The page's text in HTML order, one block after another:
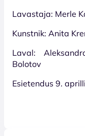
Lavastaja: Merle
Kunstnik: Anita
Laval:
Bolotov
Esietendus 9.